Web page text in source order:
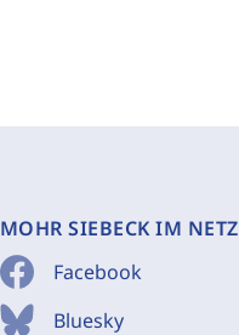
MOHR SIEBECK IM NETZ
Facebook
Bluesky